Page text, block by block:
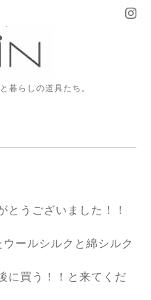
暮らしの道具たち。
とうございました！！
ールシルクと綿シルク
に買う！！と来てくだ